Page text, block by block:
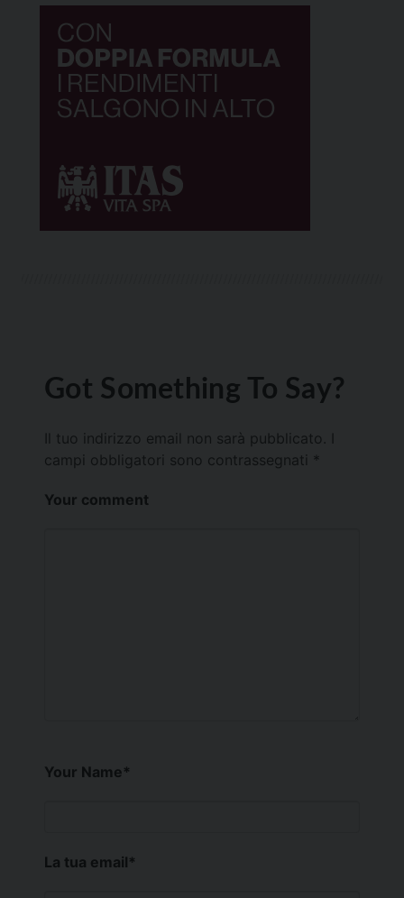
Got Something To Say?
Il tuo indirizzo email non sarà pubblicato.
campi obbligatori sono contrassegnati *
Your comment
Your Name*
La tua email*